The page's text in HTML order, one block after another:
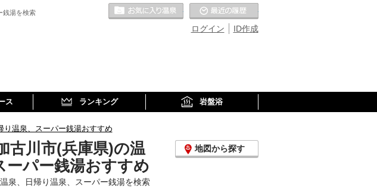
銭湯を検索
ID作成
ログイン
お気に入りの温泉
ス ランキング 岩盤浴
り温泉、スーパー銭湯おすすめ
古川市(兵庫県)の温
ーパー銭湯おすすめ
地図から探す
泉、日帰り温泉、スーパー銭湯を検索